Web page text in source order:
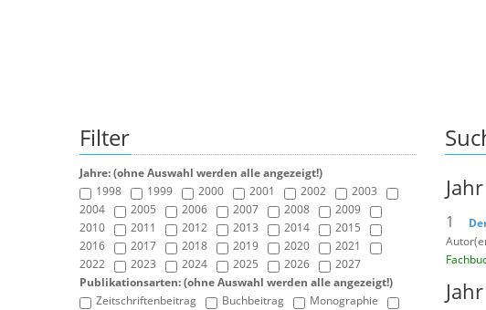
Filter
Jahre: (ohne Auswahl werden alle angezeigt!)
1998
1999 2000 2001 2002
2003
2004
2005 2006 2007 2008
2009
2010
2011 2012 2013 2014
2015
2016
2017 2018 2019 2020
2021
2022
2023 2024 2025 2026
2027
Publikationsarten: (ohne Auswahl werden alle angezeigt!)
Zeitschriftenbeitrag
Buchbeitrag
Monographie
1